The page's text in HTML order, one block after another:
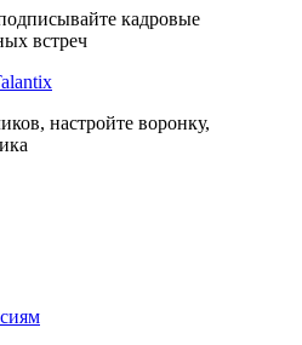
кадровые
встреч
настройте воронку,